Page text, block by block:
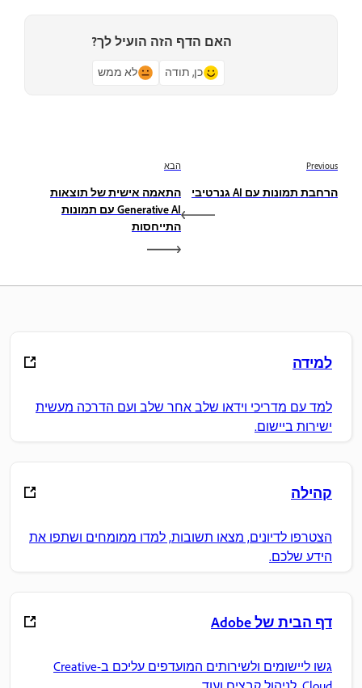
האם הדף הזה הועיל לך?
כן, תודה לא ממש
Previous
הרחבת תמונות עם AI גנרטיבי
הבא
התאמה אישית של תוצאות
Generative AI עם תמונות
התייחסות
למידה
למד עם מדריכי וידאו שלב אחר שלב ועם הדרכה מעשית
ישירות ביישום.
קהילה
הצטרפו לדיונים, מצאו תשובות, למדו ממומחים ושתפו את
הידע שלכם.
דף הבית של Adobe
גשו ליישומים ולשירותים המועדפים עליכם ב-Creative